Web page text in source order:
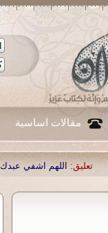
مقالات اساسية
عبدك احمد صبحي منصور